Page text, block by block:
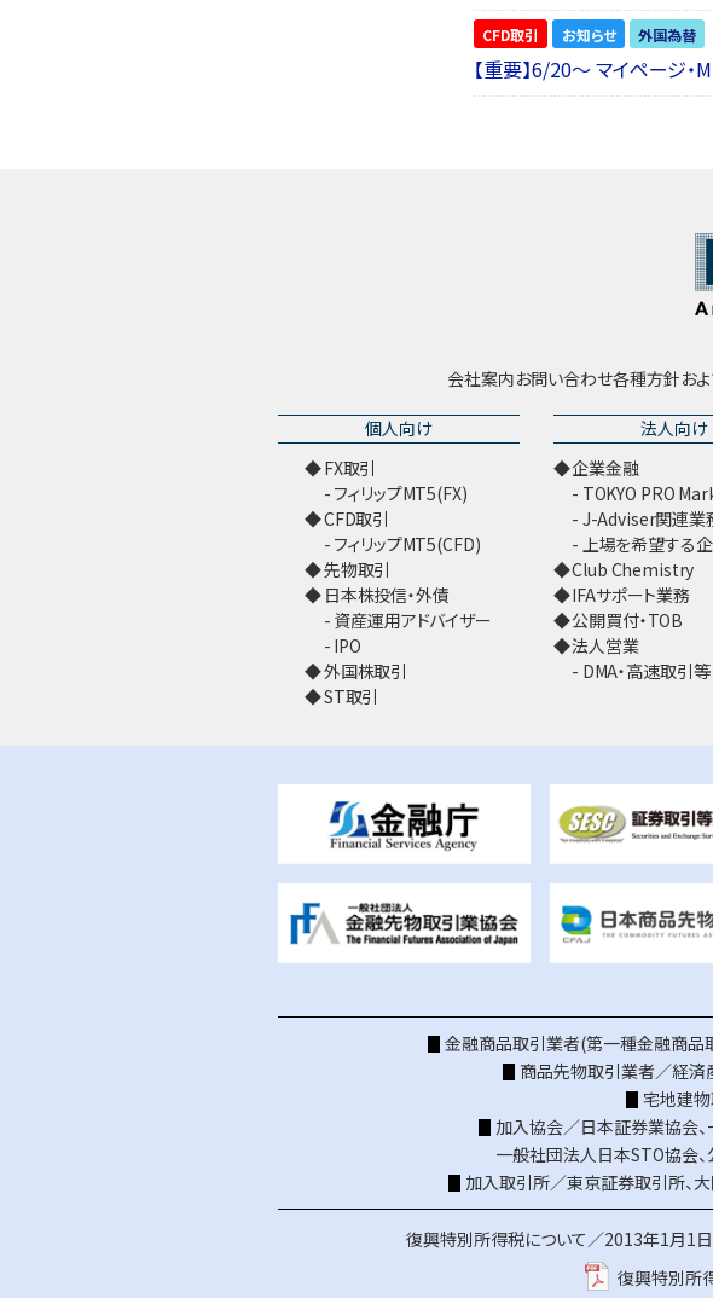
CFD取引 お知らせ 外国為替
【重要】6/20～ マイページ
会社案内お問い合わせ各種方針お
個人向け
FX取引
フィリップMT5(FX)
CFD取引
フィリップMT5(CFD)
先物取引
日本株投信・外債
資産運用アドバイザー
IPO
外国株取引
ST取引
法人向け
企業金融
TOKYO PRO
J-Adviser関連業
上場を希望する
Club Chemistry
IFAサポート業務
公開買付・TOB
法人営業
DMA・高速取引等
金融商品取引業者(第一種金融商品
商品先物取引業者／経
宅地建物
加入協会／日本証券業協会、
一般社団法人日本STO協会、
加入取引所／東京証券取引所、
復興特別所得税について／2013年1月1日
復興特別所